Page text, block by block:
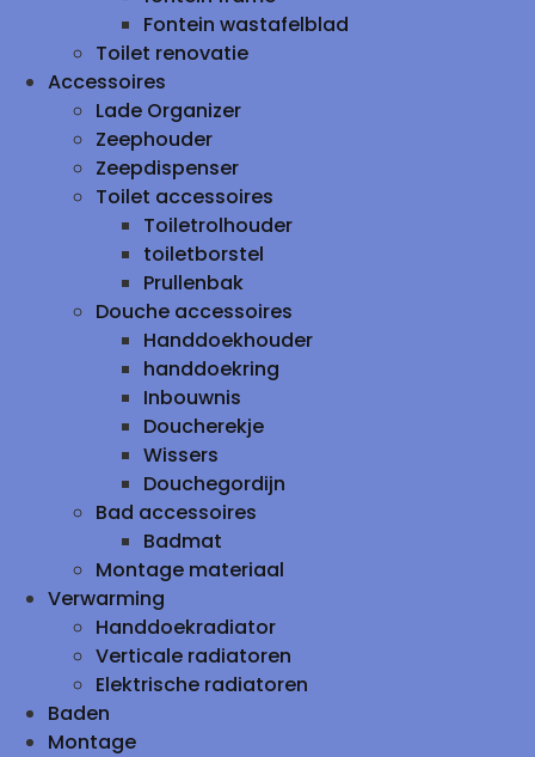
Fontein wastafelblad
Toilet renovatie
Accessoires
Lade Organizer
Zeephouder
Zeepdispenser
Toilet accessoires
Toiletrolhouder
toiletborstel
Prullenbak
Douche accessoires
Handdoekhouder
handdoekring
Inbouwnis
Doucherekje
Wissers
Douchegordijn
Bad accessoires
Badmat
Montage materiaal
Verwarming
Handdoekradiator
Verticale radiatoren
Elektrische radiatoren
Baden
Montage